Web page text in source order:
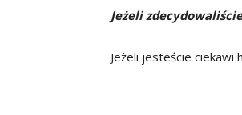
Jeżeli
Jeżeli jesteście ciekawi